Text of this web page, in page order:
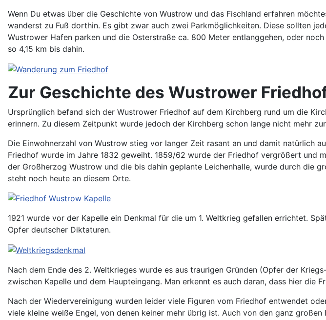
Wenn Du etwas über die Geschichte von Wustrow und das Fischland erfahren
wanderst zu Fuß dorthin. Es gibt zwar auch zwei Parkmöglichkeiten. Diese sollten
Wustrower Hafen parken und die Osterstraße ca. 800 Meter entlanggehen, oder
so 4,15 km bis dahin.
Zur Geschichte des Wustrower
Ursprünglich befand sich der Wustrower Friedhof auf dem Kirchberg rund um die
erinnern. Zu diesem Zeitpunkt wurde jedoch der Kirchberg schon lange nicht mehr
Die Einwohnerzahl von Wustrow stieg vor langer Zeit rasant an und damit natürlich
Friedhof wurde im Jahre 1832 geweiht. 1859/62 wurde der Friedhof vergrößert und
der Großherzog Wustrow und die bis dahin geplante Leichenhalle, wurde durch die
steht noch heute an diesem Orte.
1921 wurde vor der Kapelle ein Denkmal für die um 1. Weltkrieg gefallen errichtet.
Opfer deutscher Diktaturen.
Nach dem Ende des 2. Weltkrieges wurde es aus traurigen Gründen (Opfer der
zwischen Kapelle und dem Haupteingang. Man erkennt es auch daran, dass hier die
Nach der Wiedervereinigung wurden leider viele Figuren vom Friedhof entwendet
viele kleine weiße Engel, von denen keiner mehr übrig ist. Auch von den ganz großen